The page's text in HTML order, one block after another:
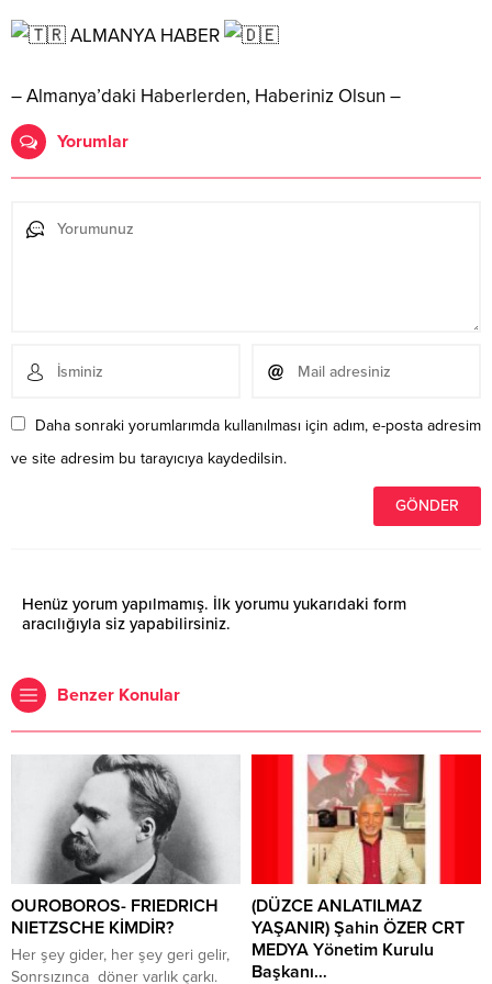
ALMANYA HABER
– Almanya’daki Haberlerden, Haberiniz Olsun –
Yorumlar
Daha sonraki yorumlarımda kullanılması için adım, e-posta adresim
ve site adresim bu tarayıcıya kaydedilsin.
Henüz yorum yapılmamış. İlk yorumu yukarıdaki form
aracılığıyla siz yapabilirsiniz.
Benzer Konular
OUROBOROS- FRIEDRICH
NIETZSCHE KİMDİR?
Her şey gider, her şey geri gelir,
Sonrsızınca döner varlık çarkı.
(DÜZCE ANLATILMAZ
YAŞANIR) Şahin ÖZER CRT
MEDYA Yönetim Kurulu
Başkanı…